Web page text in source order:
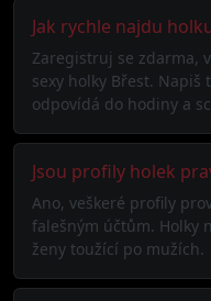
Jak rychle najdu
Zaregistruj se zdarma,
sexy holky Břest. Napiš
odpovídá do hodiny a
Jsou profily holek
Ano, veškeré profily
falešným účtům. Holky
ženy toužící po mužích.